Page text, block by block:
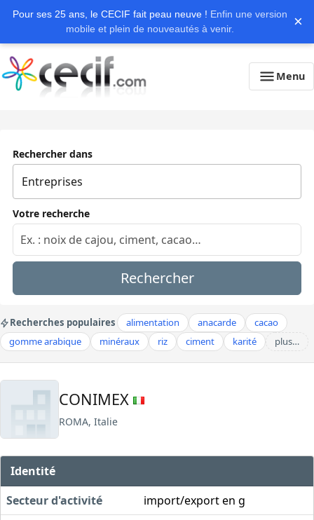
Pour ses 25 ans, le CECIF fait peau neuve ! Enfin une version
mobile et plein de nouveautés à venir.
×
Menu
Rechercher dans
Votre recherche
Rechercher
Recherches populaires alimentation anacarde
cacao
gomme arabique
minéraux riz ciment karité plus…
CONIMEX
ROMA, Italie
Identité
Secteur d'activité
import/export en g